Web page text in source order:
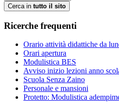
Cerca in tutto il sito
Ricerche frequenti
Orario attività didattiche da
Orari apertura
Modulistica BES
Avviso inizio lezioni anno
Scuola Senza Zaino
Personale e mansioni
Protetto: Modulistica